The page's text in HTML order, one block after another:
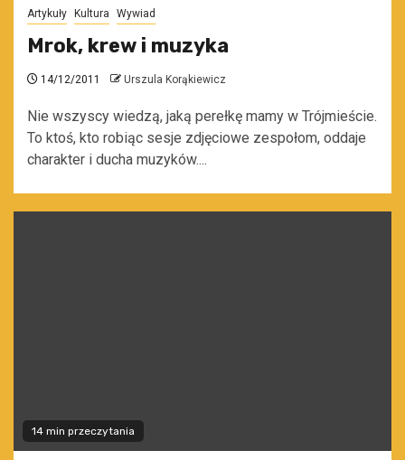
Artykuły Kultura Wywiad
Mrok, krew i muzyka
14/12/2011 Urszula Korąkiewicz
Nie wszyscy wiedzą, jaką perełkę mamy w Trójmieście.
To ktoś, kto robiąc sesje zdjęciowe zespołom, oddaje
charakter i ducha muzyków....
14 min przeczytania